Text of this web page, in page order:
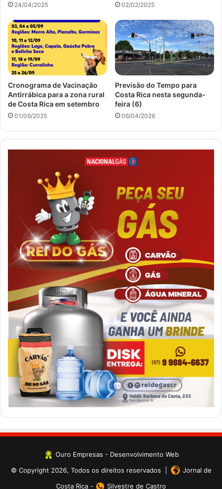
24/04/2025 02/02/2025
Cronograma de Vacinação
Antirrábica para a zona rural
de Costa Rica em setembro
01/09/2025
Previsão do Tempo para
Costa Rica nesta segunda-
feira (6)
06/04/2026
Ouro Empresas - Desenvolvimento Web
© Copyright 2026, Todos os direitos reservados |
Jornal de
Costa Rica - Silvestre de Castro